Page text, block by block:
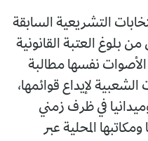
التشريعية السابقة
من بلوغ العتبة القانونية
بـ4 بالمائة من الأصوات نفسها مطالبة
لإيداع قوائمها،
في ظرف زمني
المحلية عبر